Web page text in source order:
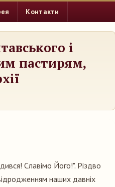
Контакти
і
пастирям,
Славімо Його!". Різдво
наших давніх